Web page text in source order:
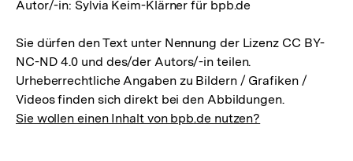
BY-NC-ND 4.0 - Namensnennung - Nicht kommerziell -
Autor/-in: Sylvia Keim-Klärner für bpb.de
Sie dürfen den Text unter Nennung der Lizenz CC BY-
NC-ND 4.0 und des/der Autors/-in teilen.
Urheberrechtliche Angaben zu Bildern / Grafiken /